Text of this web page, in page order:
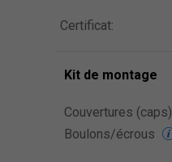
Certificat:
Kit de montage
Couvertures (caps)
Boulons/écrous